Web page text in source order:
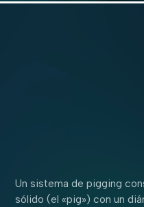
Un sistema de pigging
sólido (el «pig») con un